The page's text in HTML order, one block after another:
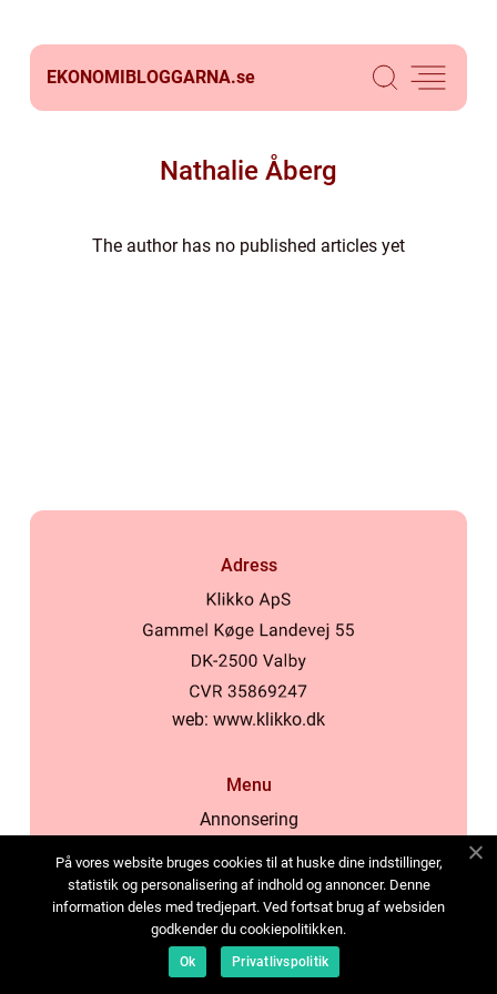
EKONOMIBLOGGARNA.se
Nathalie Åberg
The author has no published articles yet
Adress
web: www.klikko.dk
Menu
Annonsering
Cookies
Kontakta oss
Sitemap
På vores website bruges cookies til at huske dine indstillinger,
statistik og personalisering af indhold og annoncer. Denne
information deles med tredjepart. Ved fortsat brug af websiden
godkender du cookiepolitikken.
Ok Privatlivspolitik